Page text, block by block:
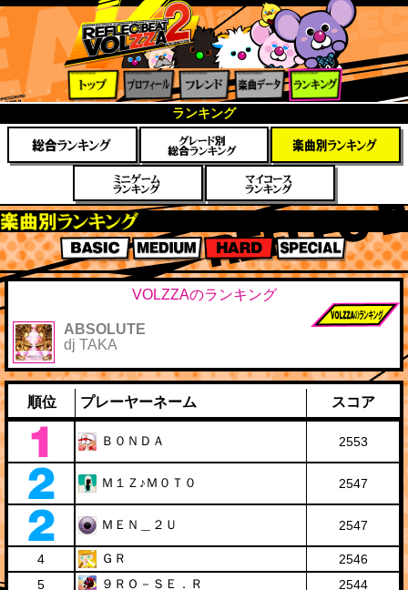
ィール
フレン
ド
楽曲デ
ータ
ング
ランキング
楽曲別スコアランキング
BASIC MEDIUM HARD SPECIAL
VOLZZAのランキング
ABSOLUTE
dj TAKA
順位 プレーヤーネーム スコア
Ｂ０ＮＤＡ 2553
Ｍ１Ｚ♪Ｍ０Ｔ０ 2547
ＭＥＮ＿２Ｕ 2547
4 ＧＲ
2546
5
９ＲＯ－ＳＥ．Ｒ
2544